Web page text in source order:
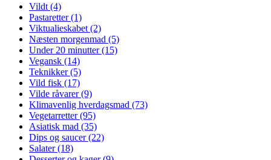
Vildt (4)
Pastaretter (1)
Viktualieskabet (2)
Næsten morgenmad (5)
Under 20 minutter (15)
Vegansk (14)
Teknikker (5)
Vild fisk (17)
Vilde råvarer (9)
Klimavenlig hverdagsmad (73)
Vegetarretter (95)
Asiatisk mad (35)
Dips og saucer (22)
Salater (18)